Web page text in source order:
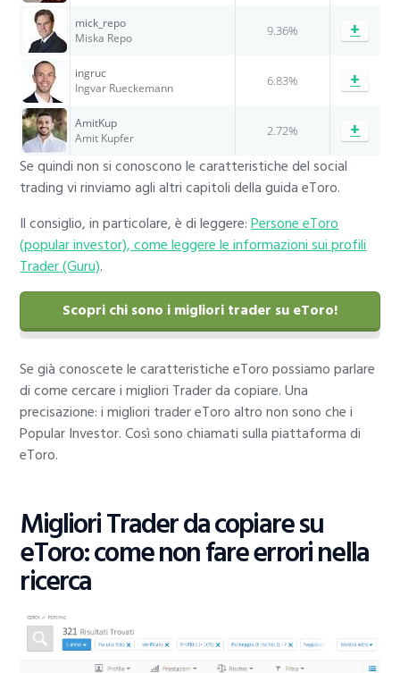
mick_repo
Miska Repo
9.36% +
ingruc
Ingvar Rueckemann
6.83% +
AmitKup
Amit Kupfer
2.72% +
Se quindi non si conoscono le caratteristiche del social
trading vi rinviamo agli altri capitoli della guida eToro.
Il consiglio, in particolare, è di leggere:Persone eToro
(popular investor), come leggere le informazioni sui profili
Trader (Guru).
Scopri chi sono i migliori trader su eToro!
Se già conoscete le caratteristiche eToro possiamo parlare
di come cercare i migliori Trader da copiare. Una
precisazione: i migliori trader eToro altro non sono che i
Popular Investor. Così sono chiamati sulla piattaforma di
eToro.
Migliori Trader da copiare su
eToro: come non fare errori nella
ricerca